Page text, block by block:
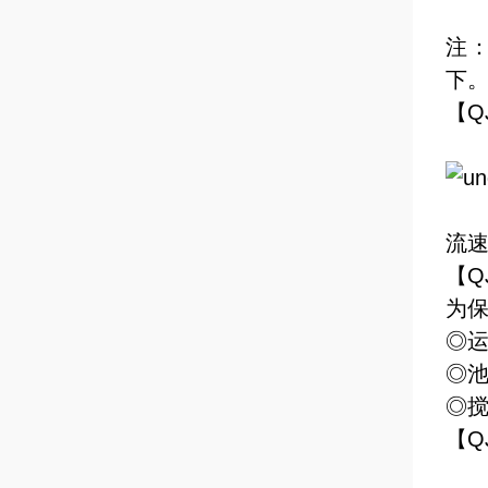
注
下
【
流
【
为
◎运
◎池
◎搅
【